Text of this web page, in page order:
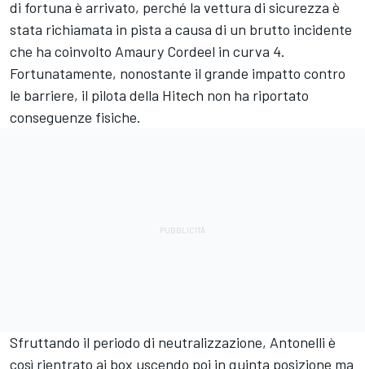
di fortuna è arrivato, perché la vettura di sicurezza è
stata richiamata in pista a causa di un brutto incidente
che ha coinvolto Amaury Cordeel in curva 4.
Fortunatamente, nonostante il grande impatto contro
le barriere, il pilota della Hitech non ha riportato
conseguenze fisiche.
Sfruttando il periodo di neutralizzazione, Antonelli è
così rientrato ai box uscendo poi in quinta posizione ma